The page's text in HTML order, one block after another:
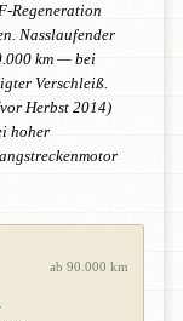
Regeneration
Nasslaufender
km — bei
Verschleiß.
Herbst 2014)
hoher
ab 90.000 km